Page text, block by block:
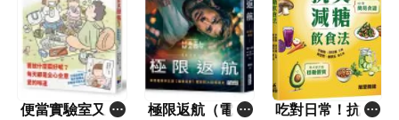
便當實驗室又開
極限返航（電影
吃對日常！抗炎